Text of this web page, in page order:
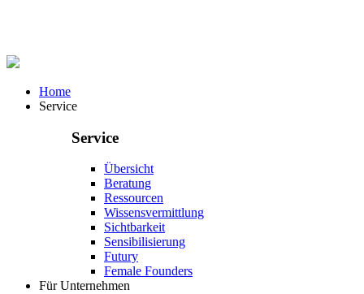
Home
Service
Service
Übersicht
Beratung
Ressourcen
Wissensvermittlung
Sichtbarkeit
Sensibilisierung
Futury
Female Founders
Für Unternehmen